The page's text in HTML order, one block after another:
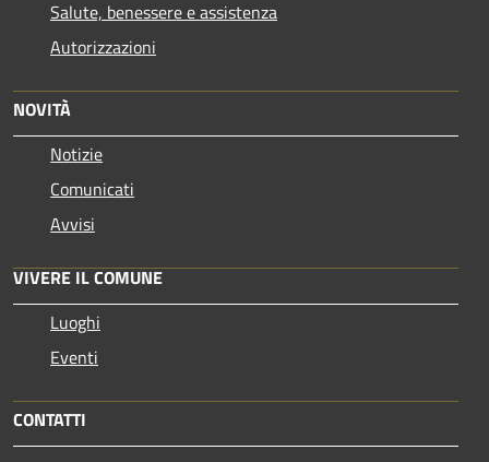
Salute, benessere e assistenza
Autorizzazioni
NOVITÀ
Notizie
Comunicati
Avvisi
VIVERE IL COMUNE
Luoghi
Eventi
CONTATTI